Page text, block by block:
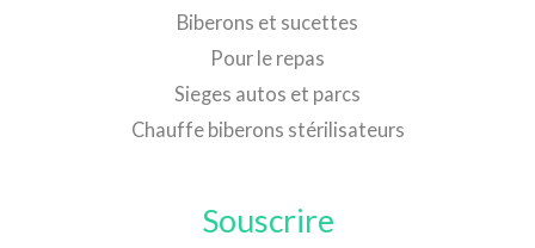
Biberons et sucettes
Pour le repas
Sieges autos et parcs
Chauffe biberons stérilisateurs
Souscrire